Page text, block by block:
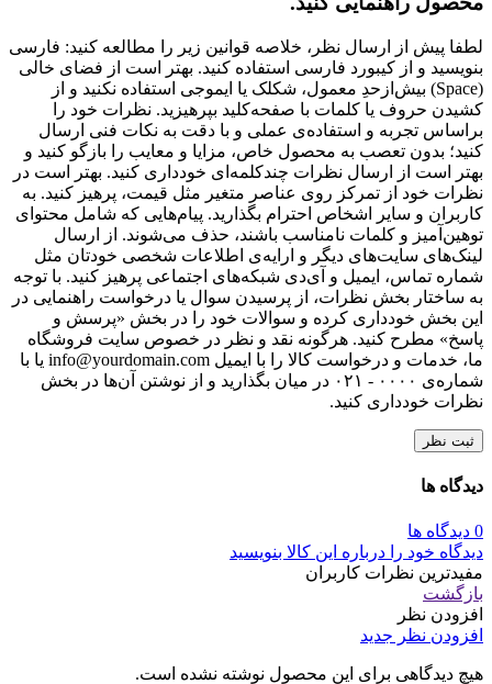
لطفا پیش از ارسال نظر، خلاصه قوانین زیر را مطالعه کنید: فارسی
بنویسید و از کیبورد فارسی استفاده کنید. بهتر است از فضای خالی
(Space) بیش‌از‌حدِ معمول، شکلک یا ایموجی استفاده نکنید و از
کشیدن حروف یا کلمات با صفحه‌کلید بپرهیزید. نظرات خود را
براساس تجربه و استفاده‌ی عملی و با دقت به نکات فنی ارسال
کنید؛ بدون تعصب به محصول خاص، مزایا و معایب را بازگو کنید و
بهتر است از ارسال نظرات چندکلمه‌‌ای خودداری کنید. بهتر است در
نظرات خود از تمرکز روی عناصر متغیر مثل قیمت، پرهیز کنید. به
کاربران و سایر اشخاص احترام بگذارید. پیام‌هایی که شامل محتوای
توهین‌آمیز و کلمات نامناسب باشند، حذف می‌شوند. از ارسال
لینک‌های سایت‌های دیگر و ارایه‌ی اطلاعات شخصی خودتان مثل
شماره تماس، ایمیل و آی‌دی شبکه‌های اجتماعی پرهیز کنید. با توجه
به ساختار بخش نظرات، از پرسیدن سوال یا درخواست راهنمایی در
این بخش خودداری کرده و سوالات خود را در بخش «پرسش و
پاسخ» مطرح کنید. هرگونه نقد و نظر در خصوص سایت فروشگاه
ما، خدمات و درخواست کالا را با ایمیل info@yourdomain.com یا با
شماره‌ی ۰۰۰۰ - ۰۲۱ در میان بگذارید و از نوشتن آن‌ها در بخش
نظرات خودداری کنید.
ثبت نظر
دیدگاه ها
0 دیدگاه ها
دیدگاه خود را درباره این کالا بنویسید
مفیدترین نظرات کاربران
بازگشت
افزودن نظر
افزودن نظر جدید
هیچ دیدگاهی برای این محصول نوشته نشده است.